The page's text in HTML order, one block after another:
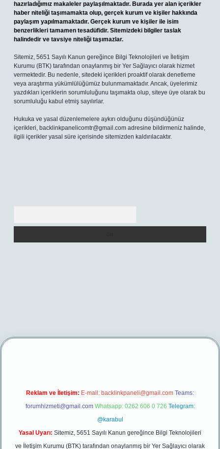
hazırladığımız makaleler paylaşılmaktadır. Burada yer alan içerikler
haber niteliği taşımamakta olup, gerçek kurum ve kişiler hakkında
paylaşım yapılmamaktadır. Gerçek kurum ve kişiler ile isim
benzerlikleri tamamen tesadüfidir. Sitemizdeki bilgiler taslak
halindedir ve tavsiye niteliği taşımazlar.
Sitemiz, 5651 Sayılı Kanun gereğince Bilgi Teknolojileri ve İletişim
Kurumu (BTK) tarafından onaylanmış bir Yer Sağlayıcı olarak hizmet
vermektedir. Bu nedenle, sitedeki içerikleri proaktif olarak denetleme
veya araştırma yükümlülüğümüz bulunmamaktadır. Ancak, üyelerimiz
yazdıkları içeriklerin sorumluluğunu taşımakta olup, siteye üye olarak bu
sorumluluğu kabul etmiş sayılırlar.
Hukuka ve yasal düzenlemelere aykırı olduğunu düşündüğünüz
içerikleri, backlinkpanelicomtr@gmail.com adresine bildirmeniz halinde,
ilgili içerikler yasal süre içerisinde sitemizden kaldırılacaktır.
betexper yeni giriş
Reklam ve İletişim: E-mail: backlinkpaneli@gmail.com Teams:
forumhizmeti@gmail.com Whatsapp: 0262 606 0 726 Telegram:
@karabul
Yasal Uyarı: Sitemiz, 5651 Sayılı Kanun gereğince Bilgi Teknolojileri
ve İletişim Kurumu (BTK) tarafından onaylanmış bir Yer Sağlayıcı olarak